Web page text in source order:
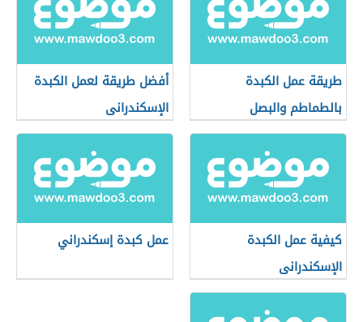
طريقة عمل الكبدة
بالطماطم والبصل
أفضل طريقة لعمل الكبدة
الإسكندرانى
كيفية عمل الكبدة
الإسكندرانى
عمل كبدة إسكندراني